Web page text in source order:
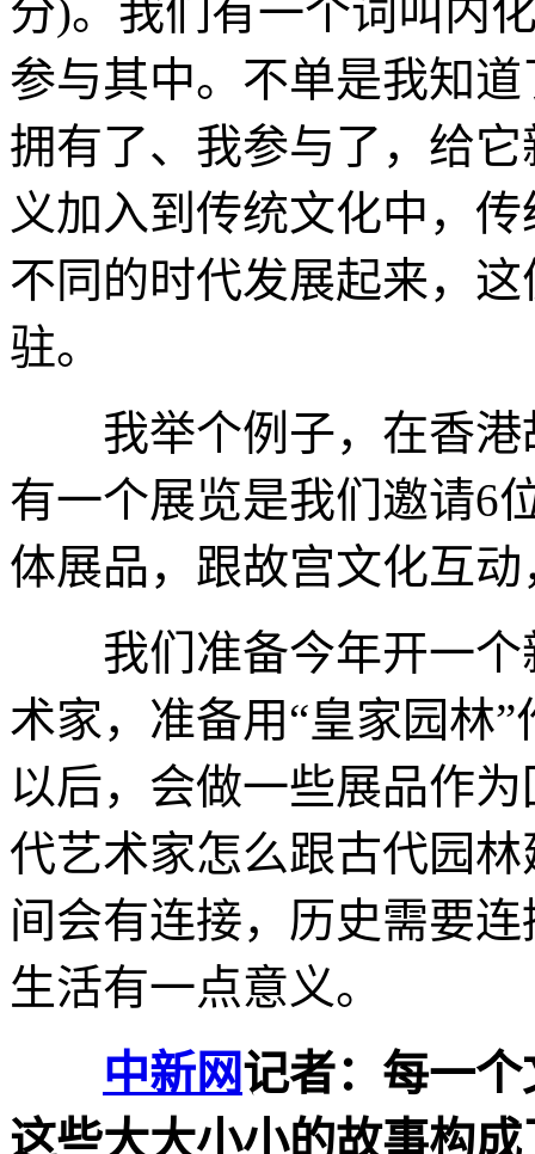
分)。我们有一个词叫内
参与其中。不单是我知
拥有了、我参与了，给
义加入到传统文化中，
不同的时代发展起来，
驻。
我举个例子，在香港
有一个展览是我们邀请6
体展品，跟故宫文化互
我们准备今年开一个
术家，准备用“皇家园林
以后，会做一些展品作
代艺术家怎么跟古代园
间会有连接，历史需要
生活有一点意义。
中新网记者：每一
这些大大小小的故事构